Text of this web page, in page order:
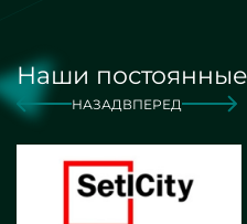
Наши
НАЗАД ВПЕРЕД